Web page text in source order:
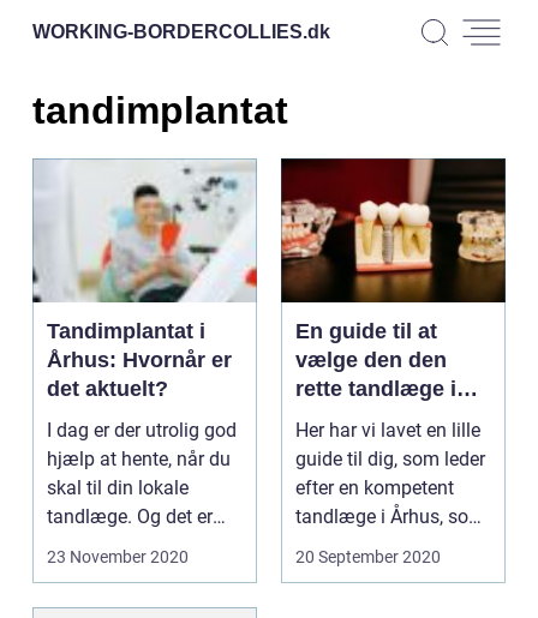
WORKING-BORDERCOLLIES.dk
tandimplantat
Tandimplantat i
Århus: Hvornår er
det aktuelt?
I dag er der utrolig god
hjælp at hente, når du
skal til din lokale
tandlæge. Og det er
selvfølgelig...
23 November 2020
En guide til at
vælge den den
rette tandlæge i
Århus
Her har vi lavet en lille
guide til dig, som leder
efter en kompetent
tandlæge i Århus, som
er fair ...
20 September 2020